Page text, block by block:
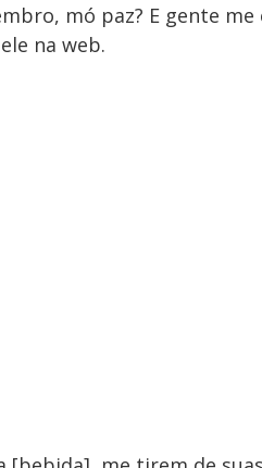
mó paz? E gente
na web.